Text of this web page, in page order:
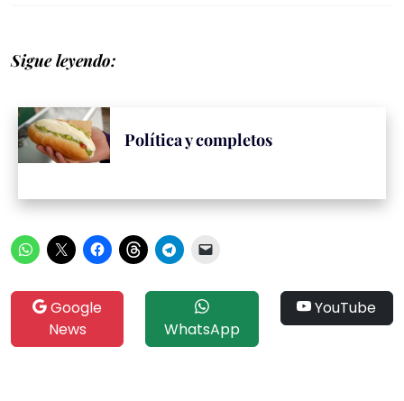
Sigue leyendo:
Política y completos
Google
News
WhatsApp
YouTube